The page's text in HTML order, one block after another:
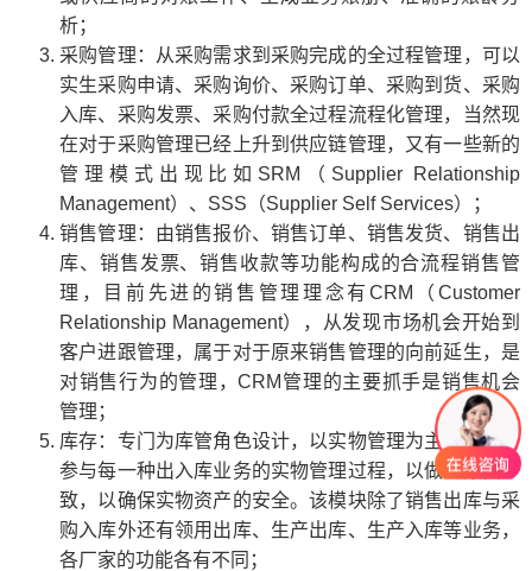
析；
采购管理：从采购需求到采购完成的全过程管理，可以
实生采购申请、采购询价、采购订单、采购到货、采购
入库、采购发票、采购付款全过程流程化管理，当然现
在对于采购管理已经上升到供应链管理，又有一些新的
管理模式出现比如SRM（Supplier Relationship
Management）、SSS（Supplier Self Services）；
销售管理：由销售报价、销售订单、销售发货、销售出
库、销售发票、销售收款等功能构成的合流程销售管
理，目前先进的销售管理理念有CRM（Customer
Relationship Management），从发现市场机会开始到
客户进跟管理，属于对于原来销售管理的向前延生，是
对销售行为的管理，CRM管理的主要抓手是销售机会
管理；
库存：专门为库管角色设计，以实物管理为主，让库管
参与每一种出入库业务的实物管理过程，以做到账实一
致，以确保实物资产的安全。该模块除了销售出库与采
购入库外还有领用出库、生产出库、生产入库等业务，
各厂家的功能各有不同；